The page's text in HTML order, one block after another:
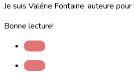
Je suis Valérie Fontaine, auteure
Bonne lecture!
Suivre
Suivre